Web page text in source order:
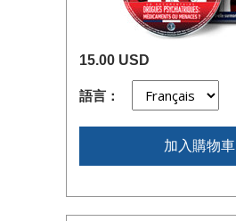
15.00 USD
語言：
加入購物車